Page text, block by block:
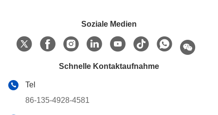
Soziale Medien
Schnelle Kontaktaufnahme
Tel
86-135-4928-4581